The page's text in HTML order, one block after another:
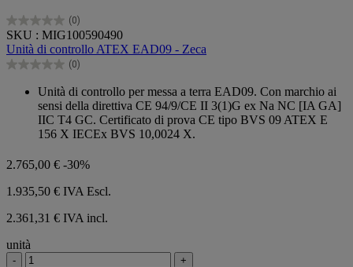
(0)
0.0
su
5
stelle.
SKU : MIG100590490
Unità di controllo ATEX EAD09 - Zeca
(0)
0.0
Unità di controllo per messa a terra EAD09. Con marchio ai
sensi della direttiva CE 94/9/CE II 3(1)G ex Na NC [IA GA]
IIC T4 GC. Certificato di prova CE tipo BVS 09 ATEX E
156 X IECEx BVS 10,0024 X.
2.765,00 € -30%
1.935,50 € IVA Escl.
2.361,31 € IVA incl.
unità
- +